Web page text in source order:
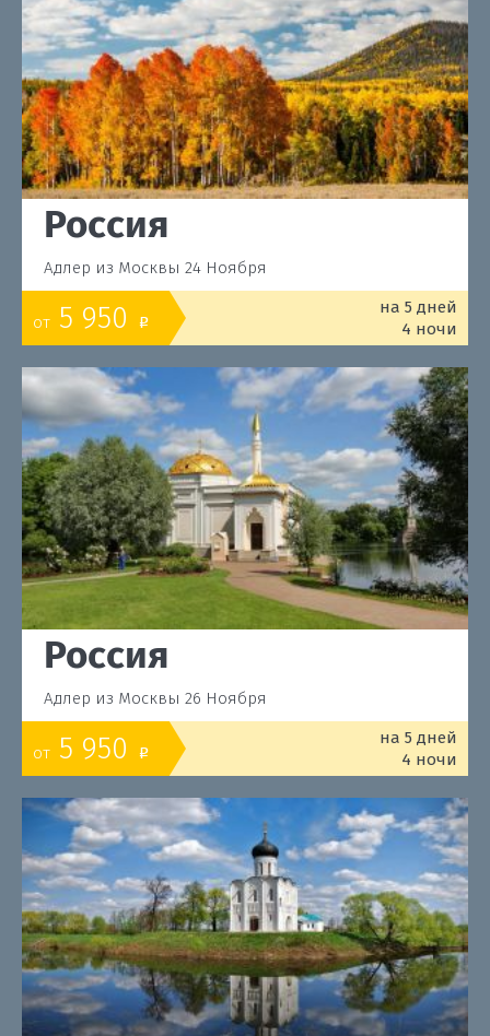
Россия
Адлер из Москвы 24 Ноября
от 5 950 o
на 5 дней
4 ночи
Россия
Адлер из Москвы 26 Ноября
от 5 950 o
на 5 дней
4 ночи